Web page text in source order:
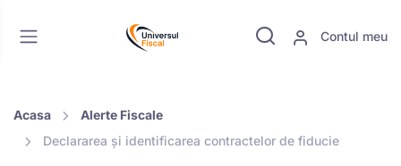
Contul meu
Acasa
Alerte Fiscale
Declararea și identificarea contractelor de fiducie